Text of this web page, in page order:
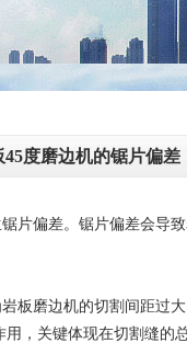
45度磨边机的锯片偏差
片偏差。锯片偏差会导
板磨边机的切割间距过大
，关键体现在切割缝